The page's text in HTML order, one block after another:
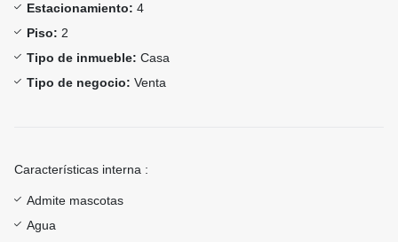
Estacionamiento: 4
Piso: 2
Tipo de inmueble: Casa
Tipo de negocio: Venta
Características interna :
Admite mascotas
Agua